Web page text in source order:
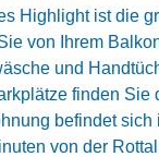
Highlight ist die
von Ihrem
und
finden Sie
befindet sich
von der